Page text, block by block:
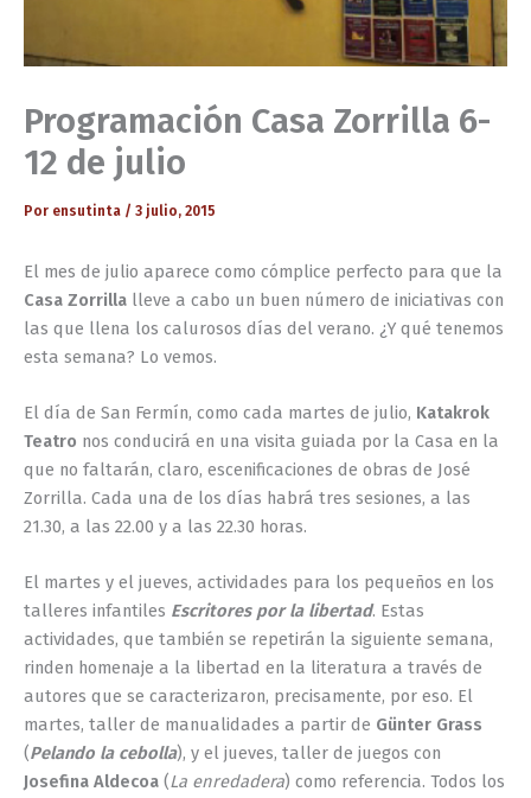
Programación Casa Zorrilla 6-
12 de julio
Por ensutinta / 3 julio, 2015
El mes de julio aparece como cómplice perfecto para que la
Casa Zorrilla lleve a cabo un buen número de iniciativas con
las que llena los calurosos días del verano. ¿Y qué tenemos
esta semana? Lo vemos.
El día de San Fermín, como cada martes de julio, Katakrok
Teatro nos conducirá en una visita guiada por la Casa en la
que no faltarán, claro, escenificaciones de obras de José
Zorrilla. Cada una de los días habrá tres sesiones, a las
21.30, a las 22.00 y a las 22.30 horas.
El martes y el jueves, actividades para los pequeños en los
talleres infantiles Escritores por la libertad. Estas
actividades, que también se repetirán la siguiente semana,
rinden homenaje a la libertad en la literatura a través de
autores que se caracterizaron, precisamente, por eso. El
martes, taller de manualidades a partir de Günter Grass
(Pelando la cebolla), y el jueves, taller de juegos con
Josefina Aldecoa (La enredadera) como referencia. Todos los